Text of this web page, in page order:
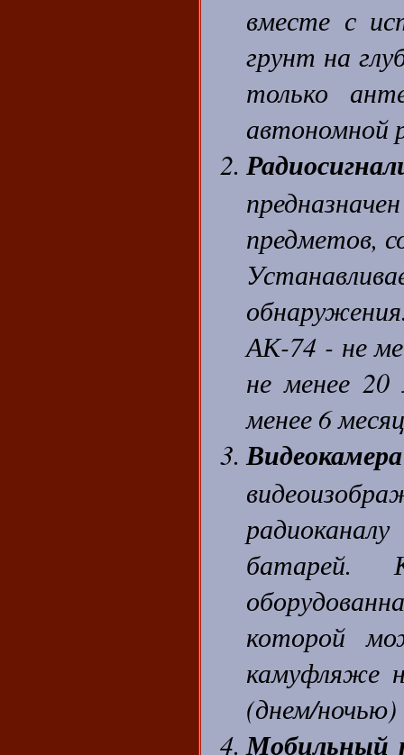
вместе с
грунт на
только
автономной
предметов,
АК-74 - не
не менее
менее 6
батарей.
которой
камуфляже
(днем/
Мобильный